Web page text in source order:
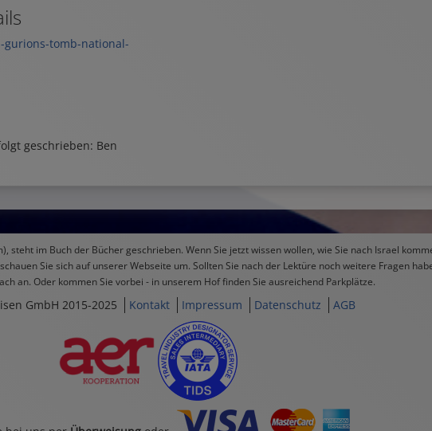
tomb-national-
geschrieben: Ben
steht im Buch der Bücher geschrieben. Wenn Sie jetzt wissen wollen, wie Sie nach Israel
Sie sich auf unserer Webseite um. Sollten Sie nach der Lektüre noch weitere Fragen
an. Oder kommen Sie vorbei - in unserem Hof finden Sie ausreichend Parkplätze.
GmbH 2015-2025 Kontakt Impressum Datenschutz AGB